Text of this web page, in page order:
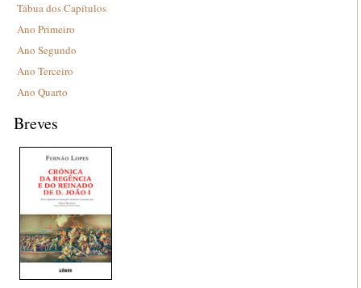
Tábua dos Capítulos
Ano Primeiro
Ano Segundo
Ano Terceiro
Ano Quarto
Breves